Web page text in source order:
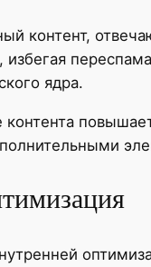
контент,
ядра.
контента